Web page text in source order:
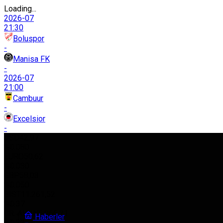
Loading...
2026-07
21:30
Boluspor
-
Manisa FK
-
2026-07
21:00
Cambuur
-
Excelsior
-
GR. ALTIN 5.966,21
Haberler